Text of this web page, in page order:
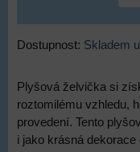
Dostupnost: Skladem
Plyšová želvička si
roztomilému vzhledu,
provedení. Tento
i jako krásná